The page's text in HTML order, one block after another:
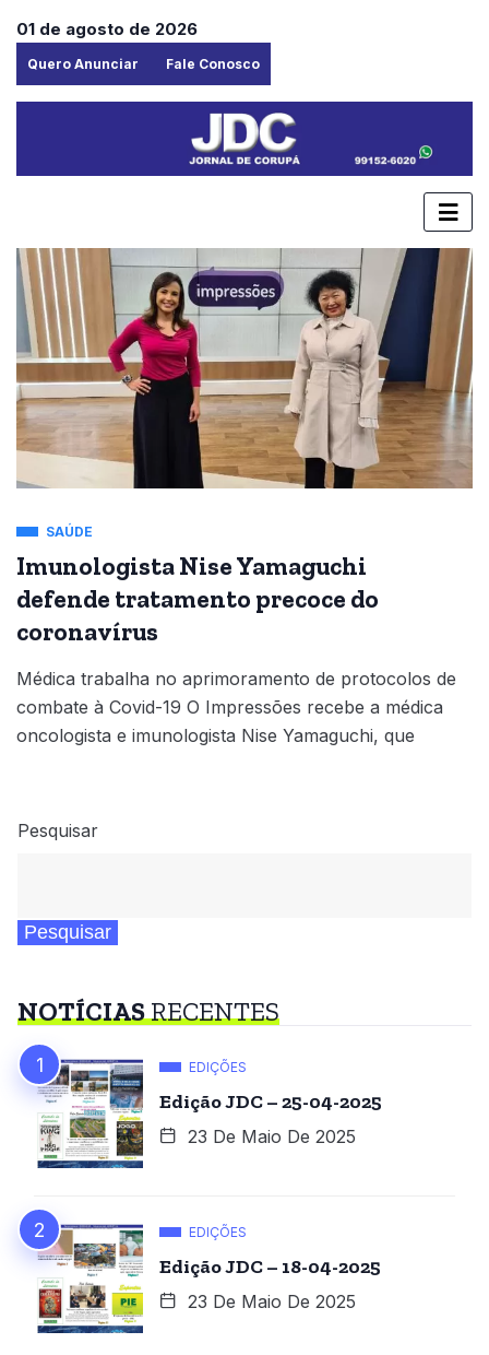
01 de agosto de 2026
Quero Anunciar Fale Conosco
SAÚDE
Imunologista Nise Yamaguchi
defende tratamento precoce do
coronavírus
Médica trabalha no aprimoramento de protocolos de
combate à Covid-19 O Impressões recebe a médica
oncologista e imunologista Nise Yamaguchi, que
Pesquisar
Pesquisar
NOTÍCIASRECENTES
EDIÇÕES
Edição JDC – 25-04-2025
23 De Maio De 2025
EDIÇÕES
Edição JDC – 18-04-2025
23 De Maio De 2025